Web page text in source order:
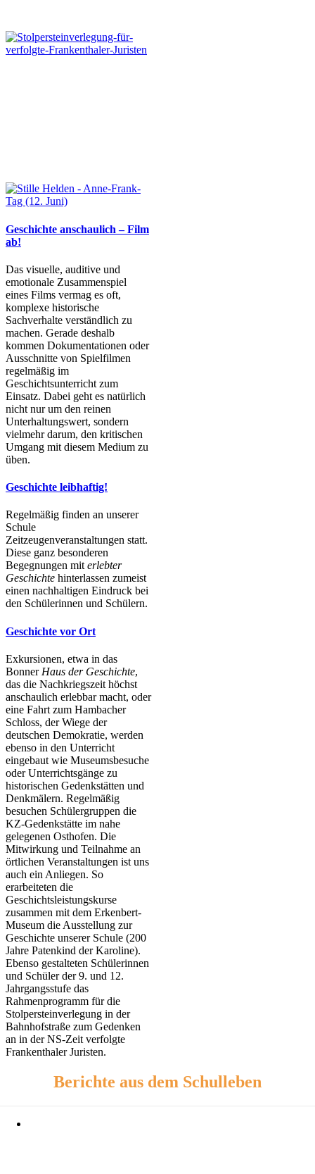
Geschichte anschaulich – Film
ab!
Das visuelle, auditive und
emotionale Zusammenspiel
eines Films vermag es oft,
komplexe historische
Sachverhalte verständlich zu
machen. Gerade deshalb
kommen Dokumentationen oder
Ausschnitte von Spielfilmen
regelmäßig im
Geschichtsunterricht zum
Einsatz. Dabei geht es natürlich
nicht nur um den reinen
Unterhaltungswert, sondern
vielmehr darum, den kritischen
Umgang mit diesem Medium zu
üben.
Geschichte leibhaftig!
Regelmäßig finden an unserer
Schule
Zeitzeugenveranstaltungen statt.
Diese ganz besonderen
Begegnungen mit erlebter
Geschichte hinterlassen zumeist
einen nachhaltigen Eindruck bei
den Schülerinnen und Schülern.
Geschichte vor Ort
Exkursionen, etwa in das
Bonner Haus der Geschichte,
das die Nachkriegszeit höchst
anschaulich erlebbar macht, oder
eine Fahrt zum Hambacher
Schloss, der Wiege der
deutschen Demokratie, werden
ebenso in den Unterricht
eingebaut wie Museumsbesuche
oder Unterrichtsgänge zu
historischen Gedenkstätten und
Denkmälern. Regelmäßig
besuchen Schülergruppen die
KZ-Gedenkstätte im nahe
gelegenen Osthofen. Die
Mitwirkung und Teilnahme an
örtlichen Veranstaltungen ist uns
auch ein Anliegen. So
erarbeiteten die
Geschichtsleistungskurse
zusammen mit dem Erkenbert-
Museum die Ausstellung zur
Geschichte unserer Schule (200
Jahre Patenkind der Karoline).
Ebenso gestalteten Schülerinnen
und Schüler der 9. und 12.
Jahrgangsstufe das
Rahmenprogramm für die
Stolpersteinverlegung in der
Bahnhofstraße zum Gedenken
an in der NS-Zeit verfolgte
Frankenthaler Juristen.
Berichte aus dem Schulleben